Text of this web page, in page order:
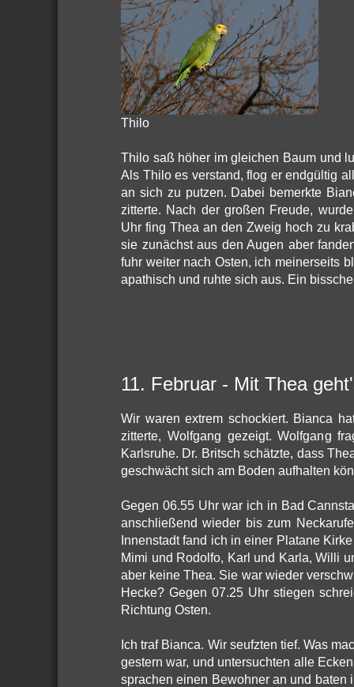
Thilo
Thilo saß höher im gleichen Baum und
Als Thilo es verstand, flog er endgültig
an sich zu putzen. Dabei bemerkte
zitterte. Nach der großen Freude,
Uhr fing Thea an den Zweig hoch zu
sie zunächst aus den Augen aber
fuhr weiter nach Osten, ich meinerseits
apathisch und ruhte sich aus. Ein
11. Februar - Mit Thea
Wir waren extrem schockiert. Bianca
zitterte, Wolfgang gezeigt. Wolfgang
Karlsruhe. Dr. Britsch schätzte, dass
geschwächt sich am Boden aufhalten
Gegen 06.55 Uhr war ich in Bad
anschließend wieder bis zum
Innenstadt fand ich in einer Platane
Mimi und Rodolfo, Karl und Karla, Willi
aber keine Thea. Sie war wieder
Hecke? Gegen 07.25 Uhr stiegen
Richtung Osten.
Ich traf Bianca. Wir seufzten tief. Was
gestern war, und untersuchten alle
sprachen einen Bewohner an und baten